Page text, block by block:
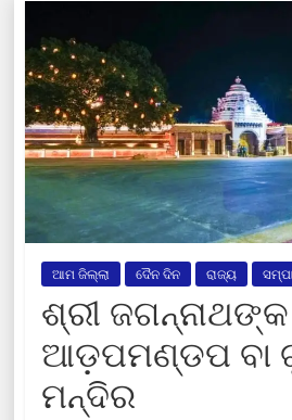
ଆମ ଜିଲ୍ଲା ଦୈନ ଦିନ ରାଜ୍ୟ
ଶ୍ରୀ
ଆଡ଼ପମଣ୍ଡପ ବା
ମନ୍ଦିର